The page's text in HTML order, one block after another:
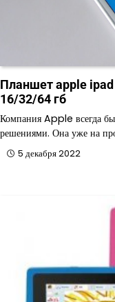
Планшет apple ipad
16/32/64 гб
Компания Apple всегда
решениями. Она уже на
5 декабря 2022